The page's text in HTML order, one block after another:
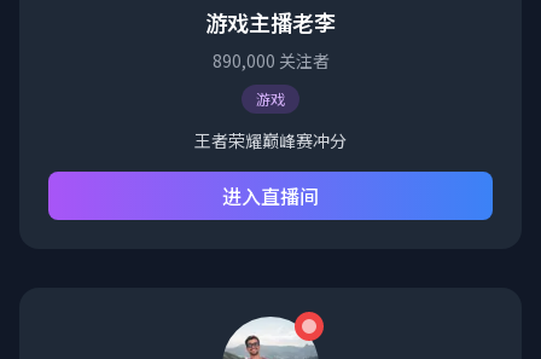
游戏主播老李
890,000 关注者
游戏
王者荣耀巅峰赛冲分
进入直播间